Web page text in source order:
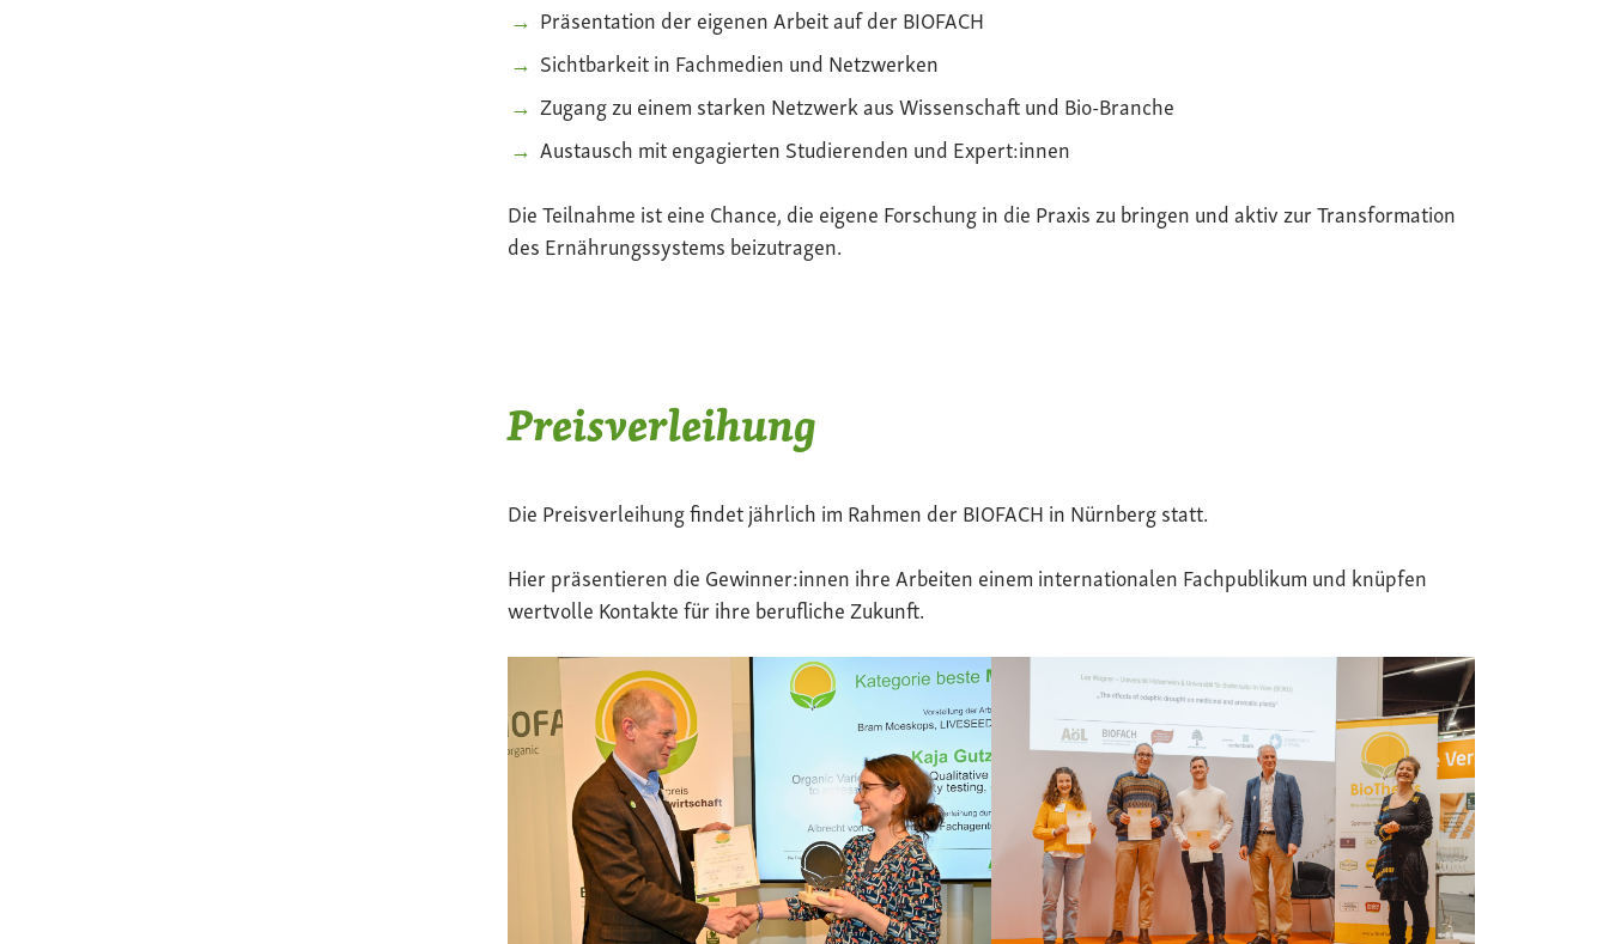
Präsentation der eigenen Arbeit auf der BIOFACH
Sichtbarkeit in Fachmedien und Netzwerken
Zugang zu einem starken Netzwerk aus Wissenschaft und Bio-Branche
Austausch mit engagierten Studierenden und Expert:innen
Die Teilnahme ist eine Chance, die eigene Forschung in die Praxis zu bringen und aktiv zur Transformation
des Ernährungssystems beizutragen.
Preisverleihung
Die Preisverleihung findet jährlich im Rahmen der BIOFACH in Nürnberg statt.
Hier präsentieren die Gewinner:innen ihre Arbeiten einem internationalen Fachpublikum und knüpfen
wertvolle Kontakte für ihre berufliche Zukunft.